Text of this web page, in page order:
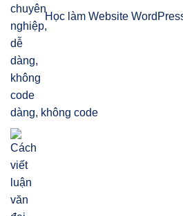
Học làm Website
dàng, không code